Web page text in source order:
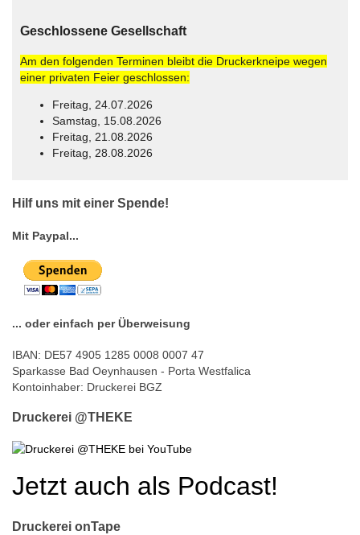
Geschlossene Gesellschaft
Am den folgenden Terminen bleibt die Druckerkneipe wegen
einer privaten Feier geschlossen:
Freitag, 24.07.2026
Samstag, 15.08.2026
Freitag, 21.08.2026
Freitag, 28.08.2026
Hilf uns mit einer Spende!
Mit Paypal...
... oder einfach per Überweisung
IBAN: DE57 4905 1285 0008 0007 47
Sparkasse Bad Oeynhausen - Porta Westfalica
Kontoinhaber: Druckerei BGZ
Druckerei @THEKE
Jetzt auch als Podcast!
Druckerei onTape